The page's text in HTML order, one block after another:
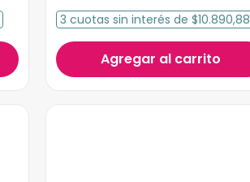
3 cuotas sin interés de $10.890,88
Agregar al carrito